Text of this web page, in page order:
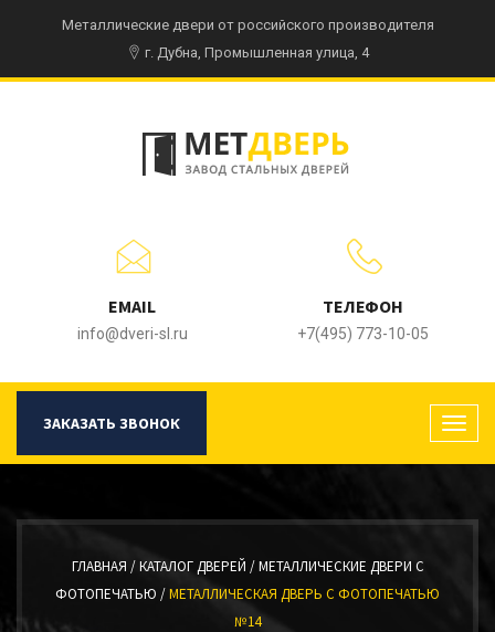
Металлические двери от российского производителя
г. Дубна, Промышленная улица, 4
EMAIL
info@dveri-sl.ru
ТЕЛЕФОН
+7(495) 773-10-05
ЗАКАЗАТЬ ЗВОНОК
ГЛАВНАЯ /КАТАЛОГ ДВЕРЕЙ /МЕТАЛЛИЧЕСКИЕ ДВЕРИ С
ФОТОПЕЧАТЬЮ /МЕТАЛЛИЧЕСКАЯ ДВЕРЬ С ФОТОПЕЧАТЬЮ
№14